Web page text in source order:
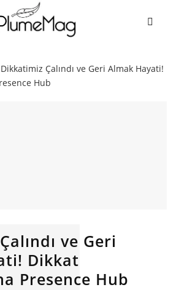
Dikkatimiz Çalındı ve Geri Almak Hayati!
Hub
ve Geri
Dikkat
Presence Hub